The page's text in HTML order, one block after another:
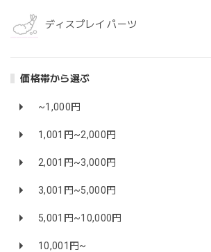
ディスプレイ パーツ
価格帯から選ぶ
~1,000円
1,001円~2,000円
2,001円~3,000円
3,001円~5,000円
5,001円~10,000円
10,001円~